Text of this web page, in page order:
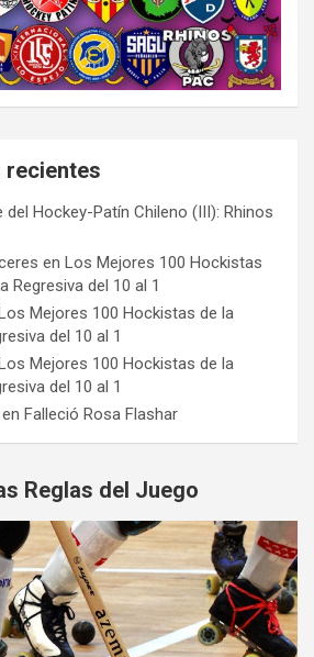
recientes
del Hockey-Patín Chileno (III): Rhinos
en Los Mejores 100 Hockistas
Regresiva del 10 al 1
Mejores 100 Hockistas de la
del 10 al 1
Mejores 100 Hockistas de la
del 10 al 1
en Falleció Rosa Flashar
Reglas del Juego